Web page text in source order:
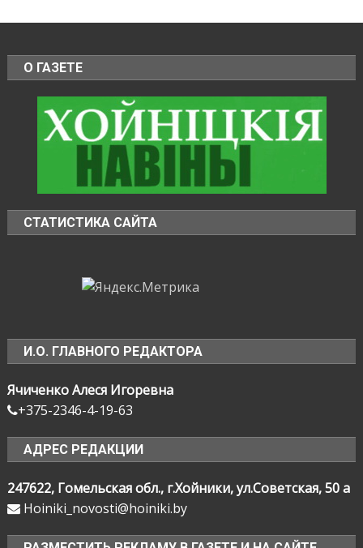
О ГАЗЕТЕ
СТАТИСТИКА САЙТА
И.О. ГЛАВНОГО РЕДАКТОРА
Ячиченко Алеся Игоревна
+375-2346-4-19-63
АДРЕС РЕДАКЦИИ
247622, Гомельская обл., г.Хойники, ул.Советская, 50 а
Hoiniki_novosti@hoiniki.by